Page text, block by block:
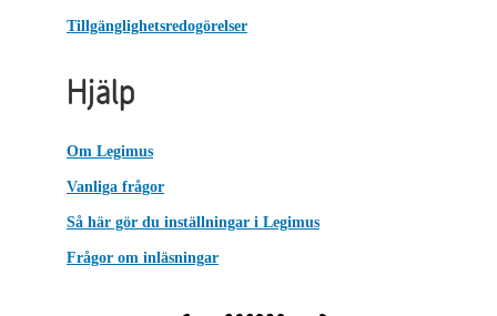
Tillgänglighetsredogörelser
Hjälp
Om Legimus
Vanliga frågor
Så här gör du inställningar i Legimus
Frågor om inläsningar